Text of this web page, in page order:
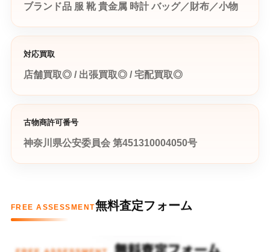
ブランド品 服 靴 貴金属 時計 バッグ／財布／小物
対応買取
店舗買取◎ / 出張買取◎ / 宅配買取◎
古物商許可番号
神奈川県公安委員会 第451310004050号
FREE ASSESSMENT無料査定フォーム